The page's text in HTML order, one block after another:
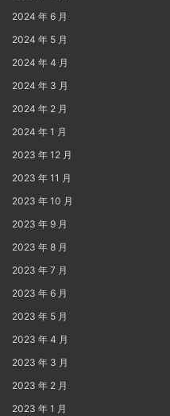
2024 年 6 月
2024 年 5 月
2024 年 4 月
2024 年 3 月
2024 年 2 月
2024 年 1 月
2023 年 12 月
2023 年 11 月
2023 年 10 月
2023 年 9 月
2023 年 8 月
2023 年 7 月
2023 年 6 月
2023 年 5 月
2023 年 4 月
2023 年 3 月
2023 年 2 月
2023 年 1 月